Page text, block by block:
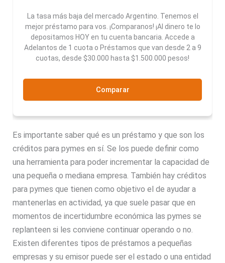
La tasa más baja del mercado Argentino. Tenemos el
mejor préstamo para vos. ¡Comparanos! ¡Al dinero te lo
depositamos HOY en tu cuenta bancaria. Accede a
Adelantos de 1 cuota o Préstamos que van desde 2 a 9
cuotas, desde $30.000 hasta $1.500.000 pesos!
Comparar
Es importante saber qué es un préstamo y que son los
créditos para pymes en sí. Se los puede definir como
una herramienta para poder incrementar la capacidad de
una pequeña o mediana empresa. También hay créditos
para pymes que tienen como objetivo el de ayudar a
mantenerlas en actividad, ya que suele pasar que en
momentos de incertidumbre económica las pymes se
replanteen si les conviene continuar operando o no.
Existen diferentes tipos de préstamos a pequeñas
empresas y su emisor puede ser el estado o una entidad